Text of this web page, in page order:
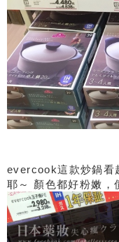
evercook這款炒鍋看
耶～ 顏色都好粉嫩，